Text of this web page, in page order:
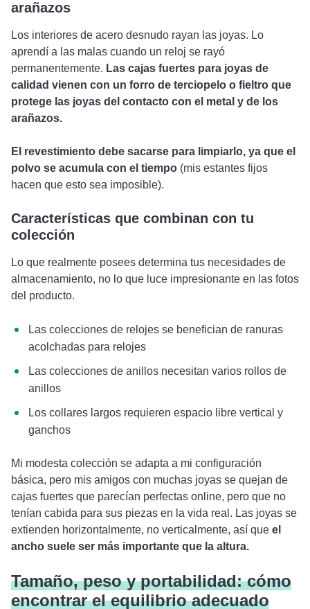
arañazos
Los interiores de acero desnudo rayan las joyas. Lo
aprendí a las malas cuando un reloj se rayó
permanentemente. Las cajas fuertes para joyas de
calidad vienen con un forro de terciopelo o fieltro que
protege las joyas del contacto con el metal y de los
arañazos.
El revestimiento debe sacarse para limpiarlo, ya que el
polvo se acumula con el tiempo (mis estantes fijos
hacen que esto sea imposible).
Características que combinan con tu
colección
Lo que realmente posees determina tus necesidades de
almacenamiento, no lo que luce impresionante en las fotos
del producto.
Las colecciones de relojes se benefician de ranuras
acolchadas para relojes
Las colecciones de anillos necesitan varios rollos de
anillos
Los collares largos requieren espacio libre vertical y
ganchos
Mi modesta colección se adapta a mi configuración
básica, pero mis amigos con muchas joyas se quejan de
cajas fuertes que parecían perfectas online, pero que no
tenían cabida para sus piezas en la vida real. Las joyas se
extienden horizontalmente, no verticalmente, así que el
ancho suele ser más importante que la altura.
Tamaño, peso y portabilidad: cómo
encontrar el equilibrio adecuado